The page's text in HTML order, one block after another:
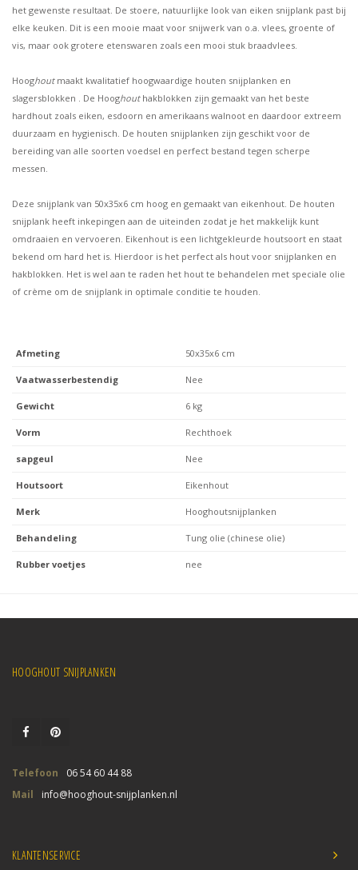
het gewenste resultaat. De stoere, natuurlijke look van eiken snijplank past bij
elke keuken. Dit is een mooie maat voor snijwerk van o.a. vlees, groente of
vis, maar ook grotere etenswaren zoals een mooi stuk braadvlees.
Hooghoutmaakt kwalitatief hoogwaardige houten snijplanken en
slagersblokken . De Hooghout hakblokken zijn gemaakt van het beste
hardhout zoals eiken, esdoorn en amerikaans walnoot en daardoor extreem
duurzaam en hygienisch. De houten snijplanken zijn geschikt voor de
bereiding van alle soorten voedsel en perfect bestand tegen scherpe
messen.
Deze snijplank van 50x35x6 cm hoog en gemaakt van eikenhout. De houten
snijplank heeft inkepingen aan de uiteinden zodat je het makkelijk kunt
omdraaien en vervoeren. Eikenhout is een lichtgekleurde houtsoort en staat
bekend om hard het is. Hierdoor is het perfect als hout voor snijplanken en
hakblokken. Het is wel aan te raden het hout te behandelen met speciale olie
of crème om de snijplank in optimale conditie te houden.
Afmeting 50x35x6 cm
Vaatwasserbestendig Nee
Gewicht 6 kg
Vorm Rechthoek
sapgeul Nee
Houtsoort Eikenhout
Merk Hooghoutsnijplanken
Behandeling Tung olie (chinese olie)
Rubber voetjes nee
HOOGHOUT SNIJPLANKEN
Telefoon
06 54 60 44 88
Mail
info@hooghout-snijplanken.nl
KLANTENSERVICE